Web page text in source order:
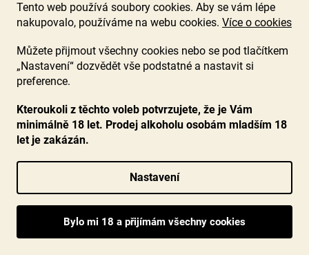
Tento web používá soubory cookies. Aby se vám lépe
nakupovalo, používáme na webu cookies. Více o cookies
Můžete přijmout všechny cookies nebo se pod tlačítkem
„Nastavení“ dozvědět vše podstatné a nastavit si
preference.
Kteroukoli z těchto voleb potvrzujete, že je Vám
minimálně 18 let. Prodej alkoholu osobám mladším 18
let je zakázán.
Nastavení
Costa Toscana
produktu
je
5
hvězdiček.
519 Kč
DO KOŠÍKU
Koncentrované a komplexní červené z Toskánska, z malého
rodinného vinařství. Bio kvalita, ovocné a kořenité tóny a
úžasná vůně - dokonalá kombinace.
Poslední láhve